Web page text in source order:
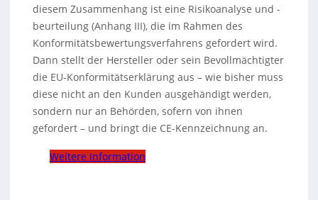
diesem Zusammenhang ist eine Risikoanalyse und -
beurteilung (Anhang III), die im Rahmen des
Konformitätsbewertungsverfahrens gefordert wird.
Dann stellt der Hersteller oder sein Bevollmächtigter
die EU-Konformitätserklärung aus – wie bisher muss
diese nicht an den Kunden ausgehändigt werden,
sondern nur an Behörden, sofern von ihnen
gefordert – und bringt die CE-Kennzeichnung an.
Weitere Information